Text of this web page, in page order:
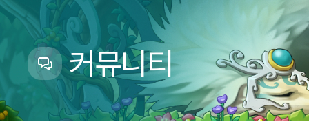
업데이트
이벤트
캐시샵 공지
메이플 알림판
with maple
추가정보
컨텐
커뮤니티